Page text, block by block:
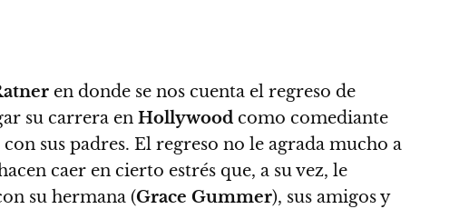
en donde se nos cuenta el regreso de
su carrera en Hollywood como comediante
sus padres. El regreso no le agrada mucho a
caer en cierto estrés que, a su vez, le
su hermana (Grace Gummer), sus amigos y